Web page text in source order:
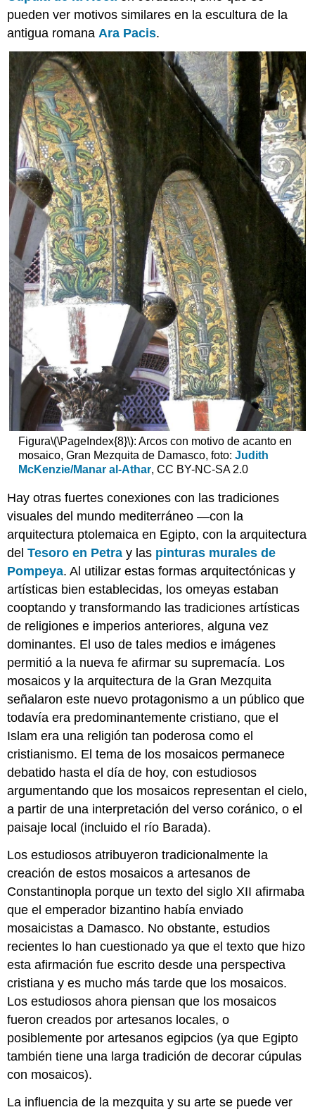
pueden ver motivos similares en la escultura de la
antigua romana Ara Pacis.
Figura\(\PageIndex{8}\): Arcos con motivo de acanto en
mosaico, Gran Mezquita de Damasco, foto: Judith
McKenzie/Manar al-Athar, CC BY-NC-SA 2.0
Hay otras fuertes conexiones con las tradiciones
visuales del mundo mediterráneo —con la
arquitectura ptolemaica en Egipto, con la arquitectura
delTesoro en Petra y las pinturas murales de
Pompeya. Al utilizar estas formas arquitectónicas y
artísticas bien establecidas, los omeyas estaban
cooptando y transformando las tradiciones artísticas
de religiones e imperios anteriores, alguna vez
dominantes. El uso de tales medios e imágenes
permitió a la nueva fe afirmar su supremacía. Los
mosaicos y la arquitectura de la Gran Mezquita
señalaron este nuevo protagonismo a un público que
todavía era predominantemente cristiano, que el
Islam era una religión tan poderosa como el
cristianismo. El tema de los mosaicos permanece
debatido hasta el día de hoy, con estudiosos
argumentando que los mosaicos representan el cielo,
a partir de una interpretación del verso coránico, o el
paisaje local (incluido el río Barada).
Los estudiosos atribuyeron tradicionalmente la
creación de estos mosaicos a artesanos de
Constantinopla porque un texto del siglo XII afirmaba
que el emperador bizantino había enviado
mosaicistas a Damasco. No obstante, estudios
recientes lo han cuestionado ya que el texto que hizo
esta afirmación fue escrito desde una perspectiva
cristiana y es mucho más tarde que los mosaicos.
Los estudiosos ahora piensan que los mosaicos
fueron creados por artesanos locales, o
posiblemente por artesanos egipcios (ya que Egipto
también tiene una larga tradición de decorar cúpulas
con mosaicos).
La influencia de la mezquita y su arte se puede ver